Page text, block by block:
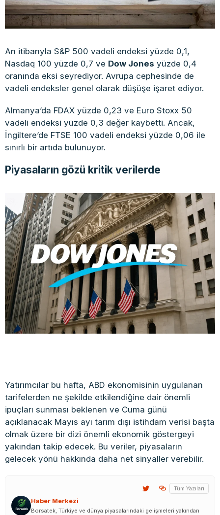
An itibarıyla S&P 500 vadeli endeksi yüzde 0,1,
Nasdaq 100 yüzde 0,7 ve Dow Jones yüzde 0,4
oranında eksi seyrediyor. Avrupa cephesinde de
vadeli endeksler genel olarak düşüşe işaret ediyor.
Almanya’da FDAX yüzde 0,23 ve Euro Stoxx 50
vadeli endeksi yüzde 0,3 değer kaybetti. Ancak,
İngiltere’de FTSE 100 vadeli endeksi yüzde 0,06 ile
sınırlı bir artıda bulunuyor.
Piyasaların gözü kritik verilerde
Yatırımcılar bu hafta, ABD ekonomisinin uygulanan
tarifelerden ne şekilde etkilendiğine dair önemli
ipuçları sunması beklenen ve Cuma günü
açıklanacak Mayıs ayı tarım dışı istihdam verisi başta
olmak üzere bir dizi önemli ekonomik göstergeyi
yakından takip edecek. Bu veriler, piyasaların
gelecek yönü hakkında daha net sinyaller verebilir.
Haber Merkezi
Tüm Yazıları
Borsatek, Türkiye ve dünya piyasalarındaki gelişmeleri yakından